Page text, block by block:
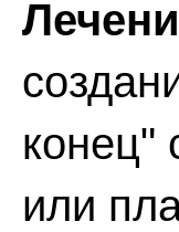
конец"
или